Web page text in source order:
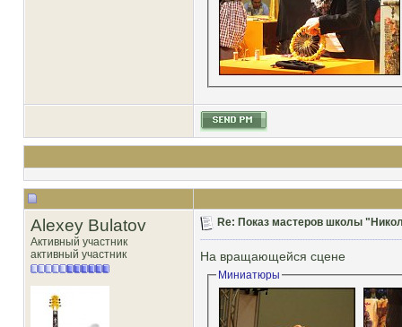
Alexey Bulatov
Активный участник
активный участник
Re: Показ мастеров школы
На вращающейся сцене
Миниатюры